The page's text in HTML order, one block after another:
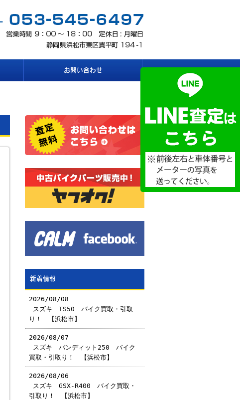
お問い合わせ
新着情報
2026/08/08
￼スズキ TS50 バイク買取・引取
り！ 【浜松市】
2026/08/07
￼スズキ バンディット250 バイク
買取・引取り！ 【浜松市】
2026/08/06
￼スズキ GSX-R400 バイク買取・
引取り！ 【浜松市】